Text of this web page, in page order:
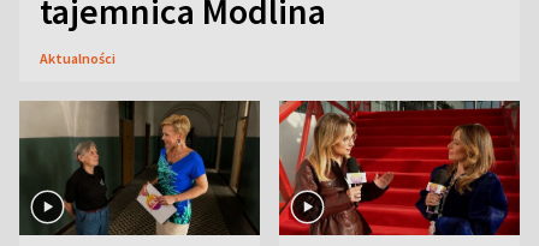
tajemnica Modlina
Aktualności